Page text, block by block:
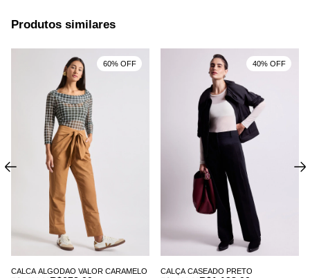
Produtos similares
CALCA ALGODAO VALOR CARAMELO
60% OFF
CALÇA CASEADO PRETO
40% OFF